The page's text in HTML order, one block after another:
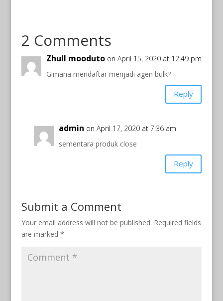
2 Comments
Zhull mooduto on April 15, 2020 at 12:49 pm
Gimana mendaftar menjadi agen bulk?
Reply
admin on April 17, 2020 at 7:36 am
sementara produk close
Reply
Submit a Comment
Your email address will not be published. Required fields
are marked *